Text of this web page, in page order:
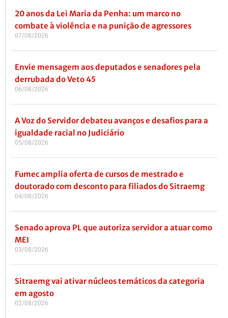
20 anos da Lei Maria da Penha: um marco no
combate à violência e na punição de agressores
07/08/2026
Envie mensagem aos deputados e senadores pela
derrubada do Veto 45
06/08/2026
A Voz do Servidor debateu avanços e desafios para a
igualdade racial no Judiciário
05/08/2026
Fumec amplia oferta de cursos de mestrado e
doutorado com desconto para filiados do Sitraemg
04/08/2026
Senado aprova PL que autoriza servidor a atuar como
MEI
03/08/2026
Sitraemg vai ativar núcleos temáticos da categoria
em agosto
02/08/2026